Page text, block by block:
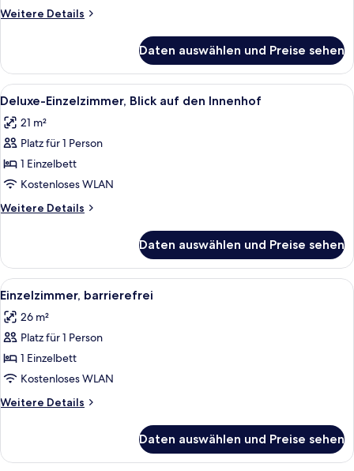
Weitere Details
Weitere
Einzelzimmer,
Stadtblick
Daten auswählen und Preise sehen
Alle
Fotos
für
Deluxe-
Einzelzimmer,
Blick
auf
den
anzeigen
Ein Hotelzimmer mit einem Bett,
11
Deluxe-Einzelzimmer, Blick auf den Innenhof
21 m²
Platz für 1 Person
1 Einzelbett
Kostenloses WLAN
Weitere Details
Weitere
Einzelzimmer,
Blick
auf
Innenhof
Daten auswählen und Preise sehen
Alle
Fotos
für
Einzelzimmer,
barrierefrei
anzeigen
Ein Hotelzimmer mit Bett,
5
Einzelzimmer, barrierefrei
26 m²
Platz für 1 Person
1 Einzelbett
Kostenloses WLAN
Weitere Details
Weitere
barrierefrei
Daten auswählen und Preise sehen